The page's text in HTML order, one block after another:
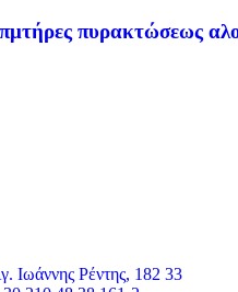
πυρακτώσεως
Ιωάννης Ρέντης, 182 33